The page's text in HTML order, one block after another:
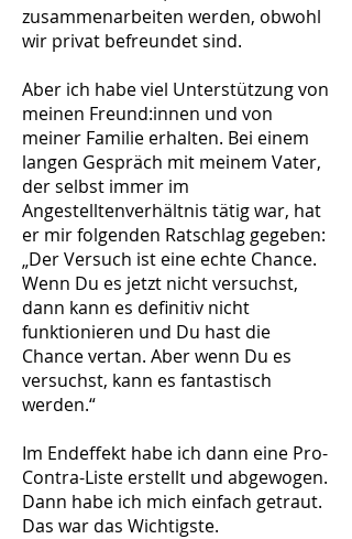
zusammenarbeiten werden, obwohl
wir privat befreundet sind.
Aber ich habe viel Unterstützung von
meinen Freund:innen und von
meiner Familie erhalten. Bei einem
langen Gespräch mit meinem Vater,
der selbst immer im
Angestelltenverhältnis tätig war, hat
er mir folgenden Ratschlag gegeben:
„Der Versuch ist eine echte Chance.
Wenn Du es jetzt nicht versuchst,
dann kann es definitiv nicht
funktionieren und Du hast die
Chance vertan. Aber wenn Du es
versuchst, kann es fantastisch
werden.“
Im Endeffekt habe ich dann eine Pro-
Contra-Liste erstellt und abgewogen.
Dann habe ich mich einfach getraut.
Das war das Wichtigste.